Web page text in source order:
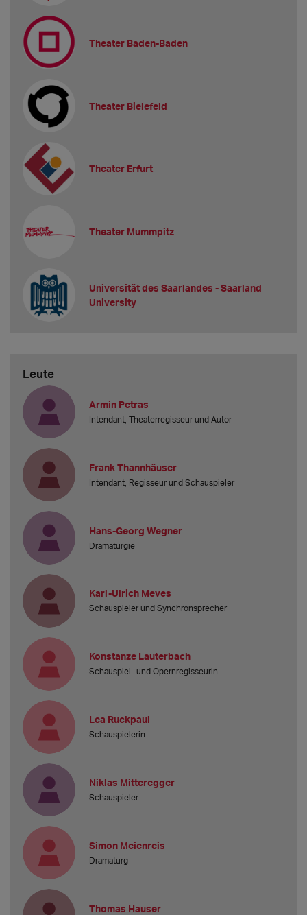
Theater Baden-Baden
Theater Bielefeld
Theater Erfurt
Theater Mummpitz
Universität des Saarlandes - Saarland
University
Leute
Armin Petras
Intendant, Theaterregisseur und Autor
Frank Thannhäuser
Intendant, Regisseur und Schauspieler
Hans-Georg Wegner
Dramaturgie
Karl-Ulrich Meves
Schauspieler und Synchronsprecher
Konstanze Lauterbach
Schauspiel- und Opernregisseurin
Lea Ruckpaul
Schauspielerin
Niklas Mitteregger
Schauspieler
Simon Meienreis
Dramaturg
Thomas Hauser